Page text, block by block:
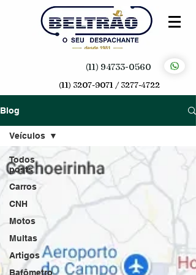
(11) 94733-0560
(11) 3207-9071 / 3277-4722
Blog
Todos
posts
Carros
CNH
Motos
Multas
Artigos
Bafômetro
Veículos